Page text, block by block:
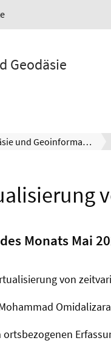
Geodäsie
Geodäsie und Geoinformatik
Monats Mai
von